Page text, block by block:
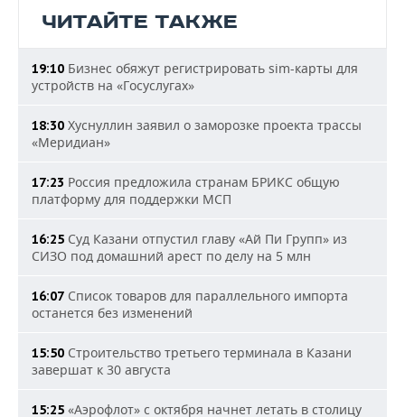
ЧИТАЙТЕ ТАКЖЕ
19:10 Бизнес обяжут регистрировать sim-карты для
устройств на «Госуслугах»
18:30 Хуснуллин заявил о заморозке проекта трассы
«Меридиан»
17:23 Россия предложила странам БРИКС общую
платформу для поддержки МСП
16:25 Суд Казани отпустил главу «Ай Пи Групп» из
СИЗО под домашний арест по делу на 5 млн
16:07 Список товаров для параллельного импорта
останется без изменений
15:50 Строительство третьего терминала в Казани
завершат к 30 августа
15:25 «Аэрофлот» с октября начнет летать в столицу